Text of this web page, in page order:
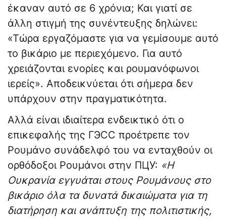
έκαναν αυτό σε 6 χρόνια; Και γιατί σε
άλλη στιγμή της συνέντευξης δηλώνει:
«Τώρα εργαζόμαστε για να γεμίσουμε αυτό
το βικάριο με περιεχόμενο. Για αυτό
χρειάζονται ενορίες και ρουμανόφωνοι
ιερείς». Αποδεικνύεται ότι σήμερα δεν
υπάρχουν στην πραγματικότητα.
Αλλά είναι ιδιαίτερα ενδεικτικό ότι ο
επικεφαλής της ГЭСС προέτρεπε τον
Ρουμάνο συνάδελφό του να ενταχθούν οι
ορθόδοξοι Ρουμάνοι στην ΠЦУ: «Η
Ουκρανία εγγυάται στους Ρουμάνους στο
βικάριο όλα τα δυνατά δικαιώματα για τη
διατήρηση και ανάπτυξη της πολιτιστικής,